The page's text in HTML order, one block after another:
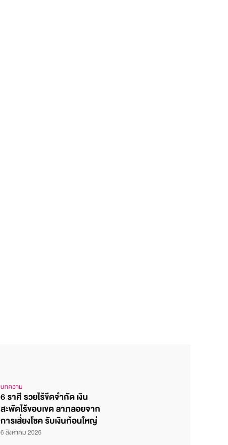
บทความ
6 ราศี รวยไร้ขีดจำกัด เงิน
สะพัดไร้ขอบเขต ลาภลอยจาก
การเสี่ยงโชค รับเงินก้อนใหญ่
6 สิงหาคม 2026